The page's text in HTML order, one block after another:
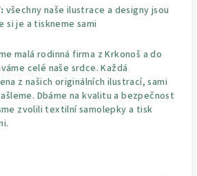
všechny naše ilustrace a designy jsou
si je a tiskneme sami
malá rodinná firma z Krkonoš a do
celé naše srdce. Každá
z našich originálních ilustrací, sami
Dbáme na kvalitu a bezpečnost
zvolili textilní samolepky a tisk